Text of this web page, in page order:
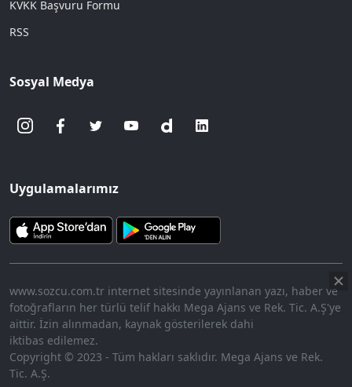
KVKK Başvuru Formu
RSS
Sosyal Medya
Uygulamalarımız
www.sozcu.com.tr internet sitesinde yayınlanan yazı, haber ve
fotoğrafların her türlü telif hakkı Mega Ajans ve Rek. Tic. A.Ş'ye
aittir. İzin alınmadan, kaynak gösterilerek dahi
iktibas edilemez.
Copyright © 2023 - Tüm hakları saklıdır. Mega Ajans ve Rek.
Tic. A.Ş.